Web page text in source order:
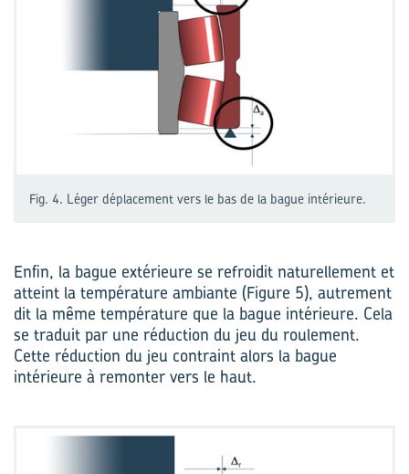
Fig. 4. Léger déplacement vers le bas de la bague intérieure.
Enfin, la bague extérieure se refroidit naturellement et
atteint la température ambiante (Figure 5), autrement
dit la même température que la bague intérieure. Cela
se traduit par une réduction du jeu du roulement.
Cette réduction du jeu contraint alors la bague
intérieure à remonter vers le haut.